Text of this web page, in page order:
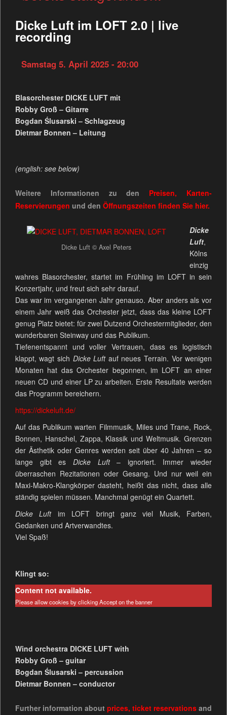
Dicke Luft im LOFT 2.0 | live
recording
Samstag 5. April 2025 - 20:00
Blasorchester DICKE LUFT mit
Robby Groß – Gitarre
Bogdan Ślusarski – Schlagzeug
Dietmar Bonnen – Leitung
(english: see below)
Weitere Informationen zu den Preisen, Karten-
Reservierungen und den Öffnungszeiten finden Sie hier.
Dicke Luft © Axel Peters
Dicke
Luft,
Kölns
einzig
wahres Blasorchester, startet im Frühling im LOFT in sein
Konzertjahr, und freut sich sehr darauf.
Das war im vergangenen Jahr genauso. Aber anders als vor
einem Jahr weiß das Orchester jetzt, dass das kleine LOFT
genug Platz bietet: für zwei Dutzend Orchestermitglieder, den
wunderbaren Steinway und das Publikum.
Tiefenentspannt und voller Vertrauen, dass es logistisch
klappt, wagt sich Dicke Luftauf neues Terrain. Vor wenigen
Monaten hat das Orchester begonnen, im LOFT an einer
neuen CD und einer LP zu arbeiten. Erste Resultate werden
das Programm bereichern.
https://dickeluft.de/
Auf das Publikum warten Filmmusik, Miles und Trane, Rock,
Bonnen, Hanschel, Zappa, Klassik und Weltmusik. Grenzen
der Ästhetik oder Genres werden seit über 40 Jahren – so
lange gibt es Dicke Luft– ignoriert. Immer wieder
überraschen Rezitationen oder Gesang. Und nur weil ein
Maxi-Makro-Klangkörper dasteht, heißt das nicht, dass alle
ständig spielen müssen. Manchmal genügt ein Quartett.
Dicke Luftim LOFT bringt ganz viel Musik, Farben,
Gedanken und Artverwandtes.
Viel Spaß!
Klingt so:
Content not available.
Please allow cookies by clicking Accept on the banner
Wind orchestra DICKE LUFT with
Robby Groß – guitar
Bogdan Ślusarski – percussion
Dietmar Bonnen – conductor
Further information about prices,ticket reservations and